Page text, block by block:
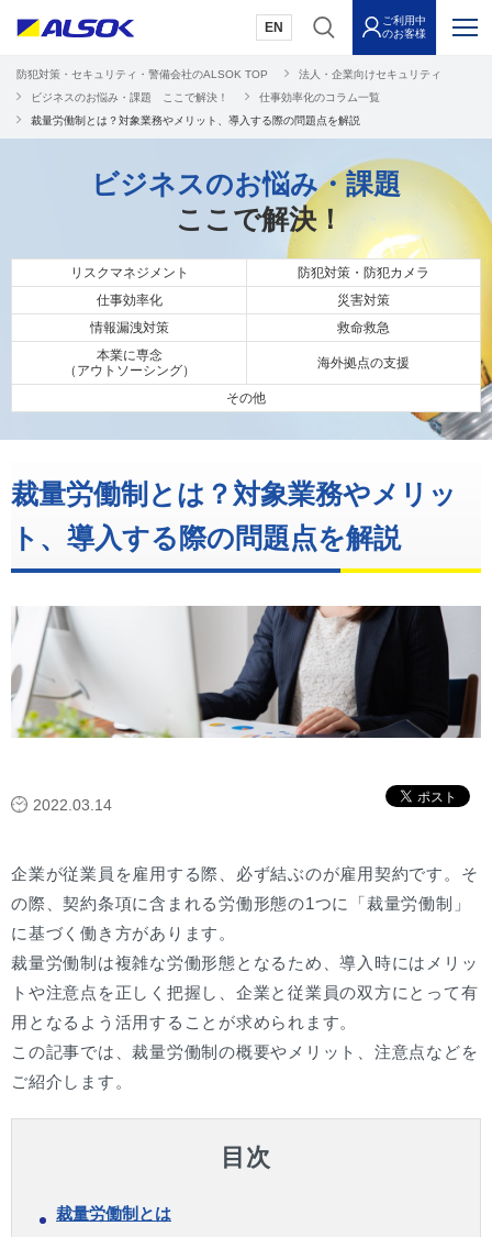
EN
ご利用中
のお客様
防犯対策・セキュリティ・警備会社のALSOK TOP
法人・企業向けセキュリティ
ビジネスのお悩み・課題 ここで解決！
仕事効率化のコラム一覧
裁量労働制とは？対象業務やメリット、導入する際の問題点を解説
ビジネスのお悩み・課題
ここで解決！
リスクマネジメント
防犯対策・防犯カメラ
仕事効率化
災害対策
情報漏洩対策
救命救急
本業に専念
（アウトソーシング）
海外拠点の支援
その他
裁量労働制とは？対象業務やメリッ
ト、導入する際の問題点を解説
2022.03.14
企業が従業員を雇用する際、必ず結ぶのが雇用契約です。そ
の際、契約条項に含まれる労働形態の1つに「裁量労働制」
に基づく働き方があります。
裁量労働制は複雑な労働形態となるため、導入時にはメリッ
トや注意点を正しく把握し、企業と従業員の双方にとって有
用となるよう活用することが求められます。
この記事では、裁量労働制の概要やメリット、注意点などを
ご紹介します。
目次
裁量労働制とは